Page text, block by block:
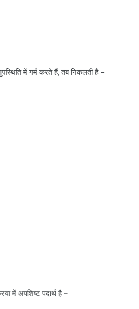
में गर्म करते हैं, तब निकलती है –
में अपशिष्ट पदार्थ है –